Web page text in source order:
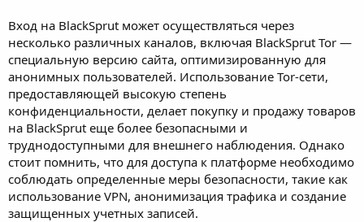
Вход на BlackSprut может осуществляться через
несколько различных каналов, включая BlackSprut Tor —
специальную версию сайта, оптимизированную для
анонимных пользователей. Использование Tor-сети,
предоставляющей высокую степень
конфиденциальности, делает покупку и продажу товаров
на BlackSprut еще более безопасными и
труднодоступными для внешнего наблюдения. Однако
стоит помнить, что для доступа к платформе необходимо
соблюдать определенные меры безопасности, такие как
использование VPN, анонимизация трафика и создание
защищенных учетных записей.